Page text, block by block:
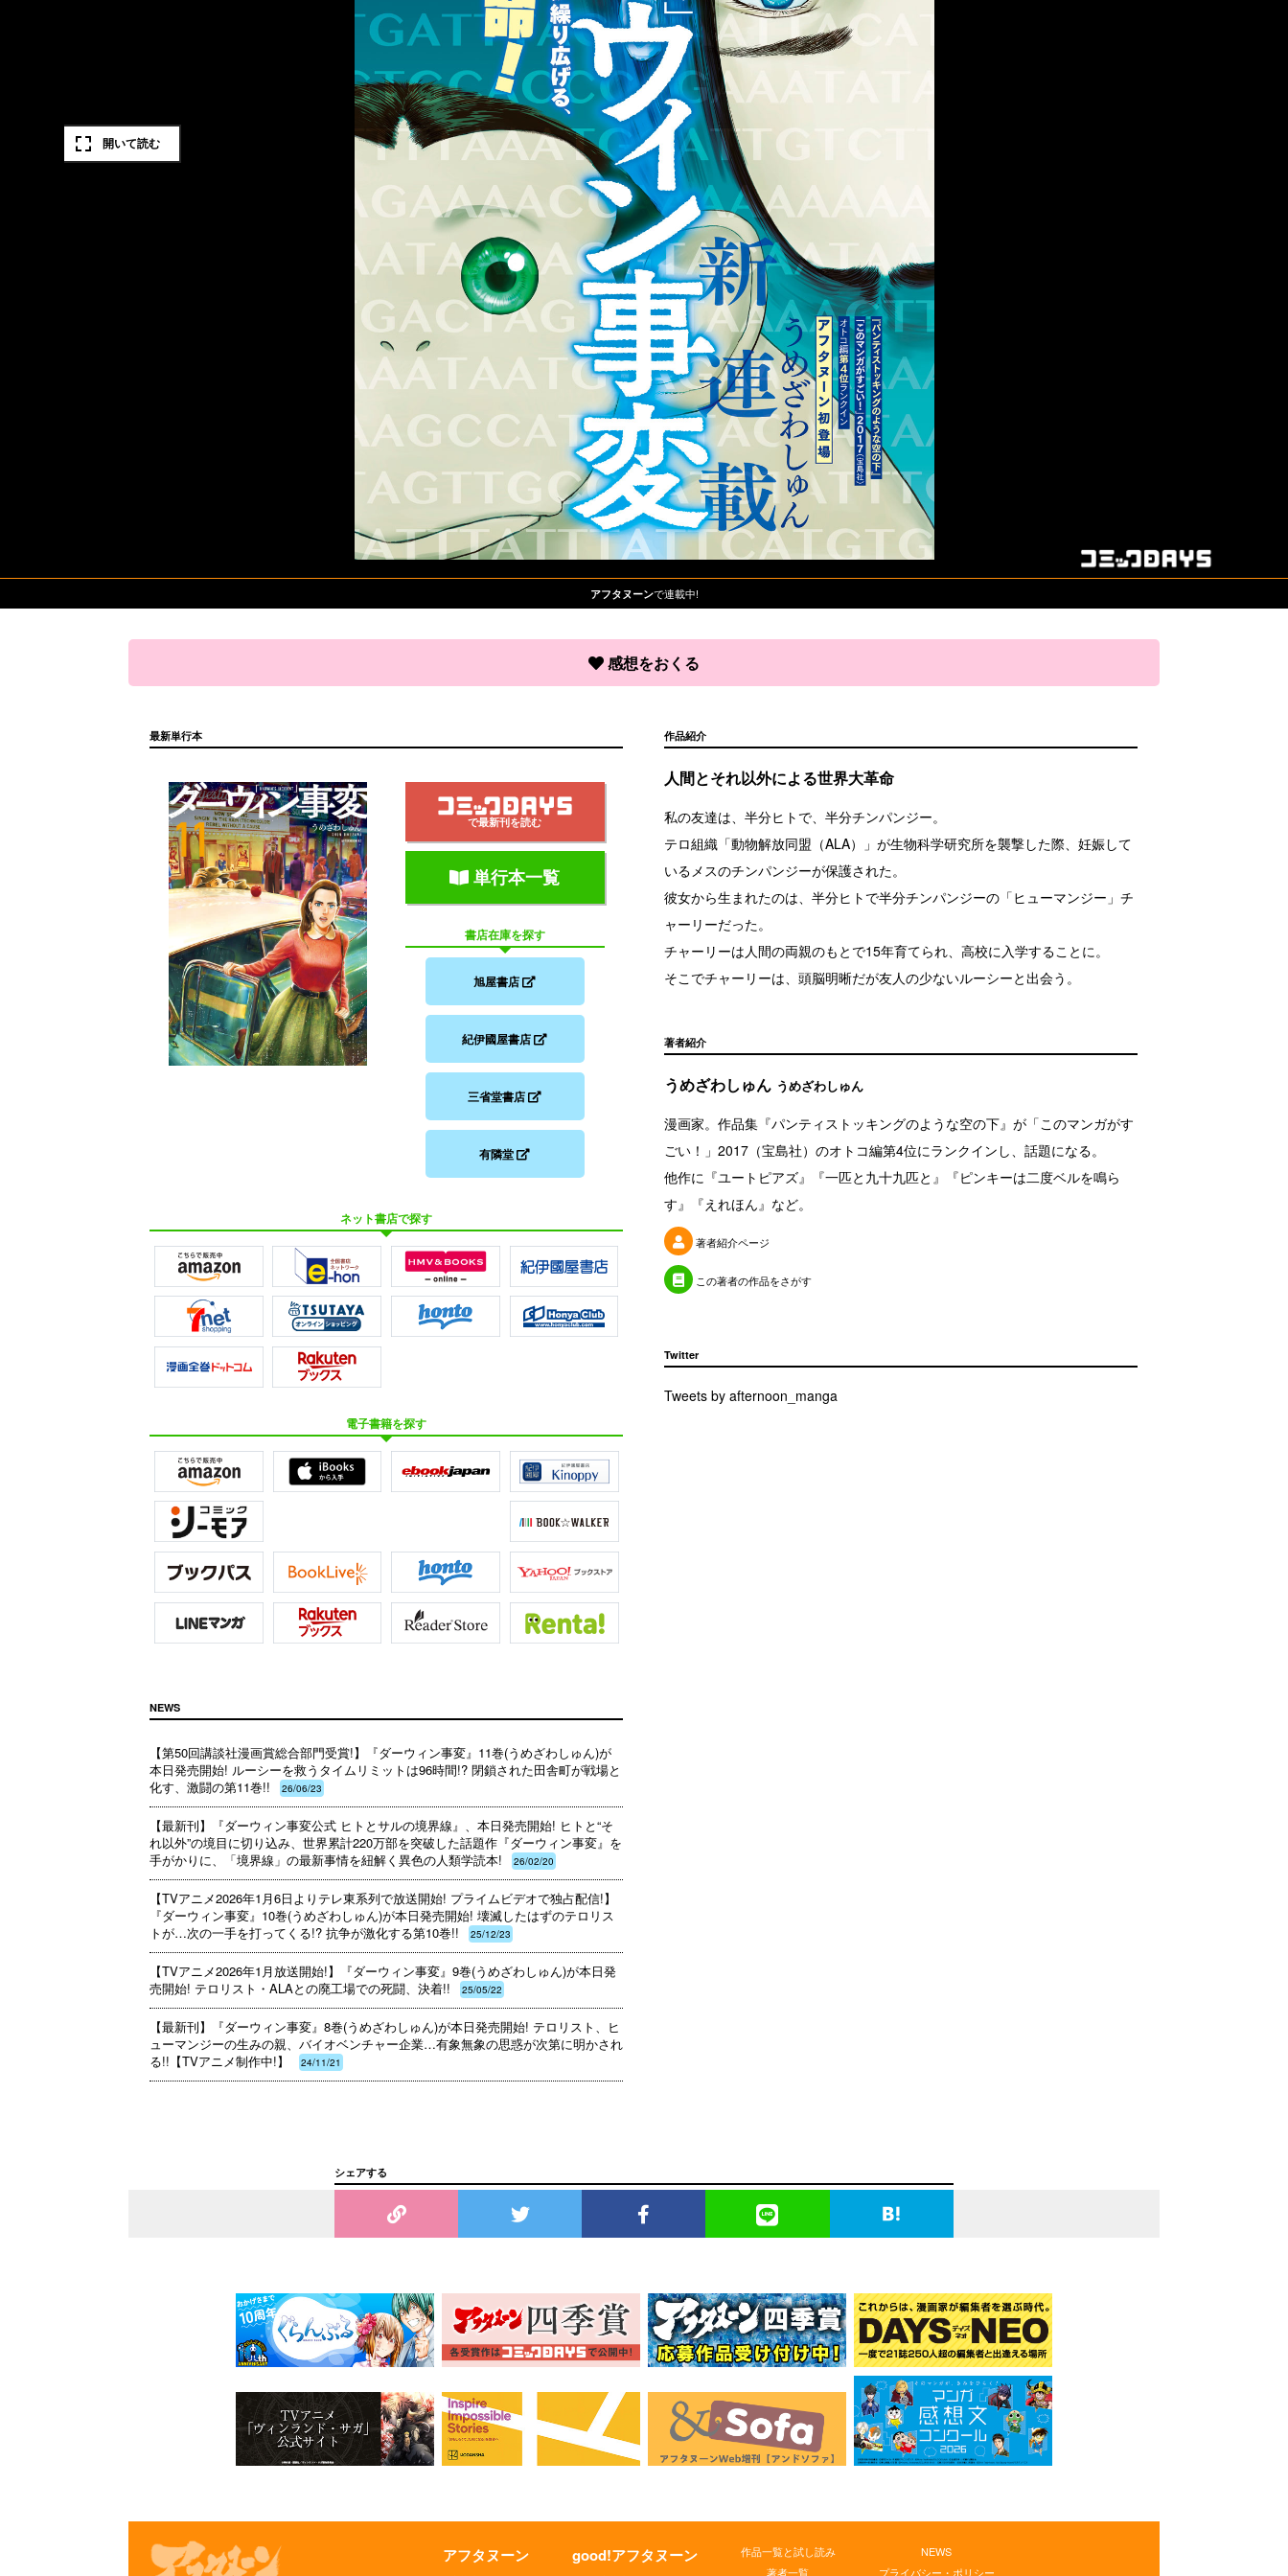
アフタヌーンで連載中!
感想をおくる
最新単行本
で最新刊を読む
単行本一覧
書店在庫を探す
旭屋書店
紀伊國屋書店
三省堂書店
有隣堂
ネット書店で探す
電子書籍を探す
作品紹介
人間とそれ以外による世界大革命
私の友達は、半分ヒトで、半分チンパンジー。
テロ組織「動物解放同盟（ALA）」が生物科学研究所を襲撃した際、妊娠して
いるメスのチンパンジーが保護された。
彼女から生まれたのは、半分ヒトで半分チンパンジーの「ヒューマンジー」チ
ャーリーだった。
チャーリーは人間の両親のもとで15年育てられ、高校に入学することに。
そこでチャーリーは、頭脳明晰だが友人の少ないルーシーと出会う。
著者紹介
うめざわしゅん うめざわしゅん
漫画家。作品集『パンティストッキングのような空の下』が「このマンガがす
ごい！」2017（宝島社）のオトコ編第4位にランクインし、話題になる。
他作に『ユートピアズ』『一匹と九十九匹と』『ピンキーは二度ベルを鳴ら
す』『えれほん』など。
著者紹介ページ
この著者の作品をさがす
Twitter
Tweets by afternoon_manga
NEWS
【第50回講談社漫画賞総合部門受賞!】『ダーウィン事変』11巻(うめざわしゅん)が
本日発売開始! ルーシーを救うタイムリミットは96時間!? 閉鎖された田舎町が戦場と
化す、激闘の第11巻!!
26/06/23
【最新刊】『ダーウィン事変公式 ヒトとサルの境界線』、本日発売開始! ヒトと“そ
れ以外”の境目に切り込み、世界累計220万部を突破した話題作『ダーウィン事変』を
手がかりに、「境界線」の最新事情を紐解く異色の人類学読本!
26/02/20
【TVアニメ2026年1月6日よりテレ東系列で放送開始! プライムビデオで独占配信!】
『ダーウィン事変』10巻(うめざわしゅん)が本日発売開始! 壊滅したはずのテロリス
トが…次の一手を打ってくる!? 抗争が激化する第10巻!!
25/12/23
【TVアニメ2026年1月放送開始!】『ダーウィン事変』9巻(うめざわしゅん)が本日発
売開始! テロリスト・ALAとの廃工場での死闘、決着!!
25/05/22
【最新刊】『ダーウィン事変』8巻(うめざわしゅん)が本日発売開始! テロリスト、ヒ
ューマンジーの生みの親、バイオベンチャー企業…有象無象の思惑が次第に明かされ
る!!【TVアニメ制作中!】
24/11/21
シェアする
アフタヌーン good!アフタヌーン
作品一覧と試し読み
著者一覧
NEWS
プライバシー・ポリシー